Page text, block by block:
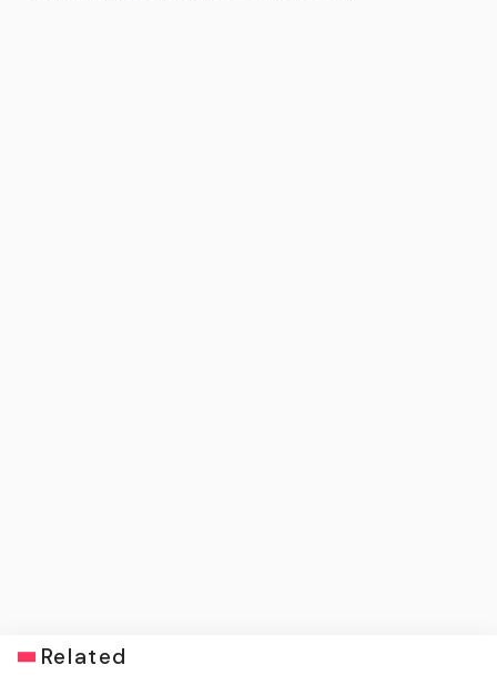
Related